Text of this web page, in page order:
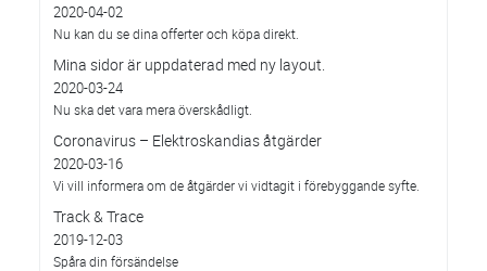
2020-04-02
Nu kan du se dina offerter och köpa direkt.
Mina sidor är uppdaterad med ny layout.
2020-03-24
Nu ska det vara mera överskådligt.
Coronavirus – Elektroskandias åtgärder
2020-03-16
Vi vill informera om de åtgärder vi vidtagit i förebyggande syfte.
Track & Trace
2019-12-03
Spåra din försändelse